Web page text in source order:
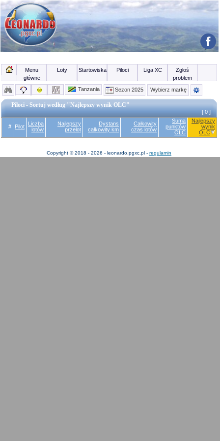
Menu
główne
Loty Startowiska Piloci Liga XC
Zgłoś
problem
Tanzania
Sezon 2025 Wybierz markę
Piloci - Sortuj według "Najlepszy wynik OLC"
[ 0 ]
# Pilot
Liczba
lotów
Najlepszy
przelot
Dystans
całkowity km
Całkowity
czas lotów
Suma
punktów
OLC
Najlepszy
wynik
OLC
Copyright © 2018 - 2026 - leonardo.pgxc.pl - regulamin